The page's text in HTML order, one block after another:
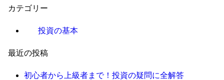
カテゴリー
投資の基本
最近の投稿
初心者から上級者まで！投資の疑問に全解答